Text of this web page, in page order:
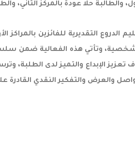
حلا عودة بالمركز الثاني،
الدروع التقديرية للفائزين
وتأتي هذه الفعالية ضمن
الإبداع والتميز لدى الطلبة،
والتفكير النقدي القادرة